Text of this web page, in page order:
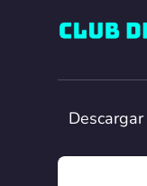
Club de